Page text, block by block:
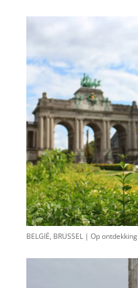
BELGIË, BRUSSEL | Op ontdekking